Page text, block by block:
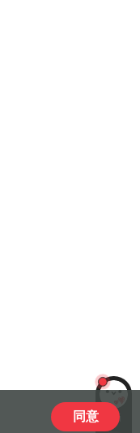
LiLi
同意